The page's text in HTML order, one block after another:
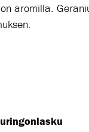
aromilla.